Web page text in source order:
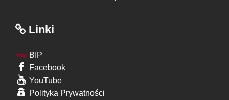
Linki
BIP
Facebook
YouTube
Polityka Prywatności